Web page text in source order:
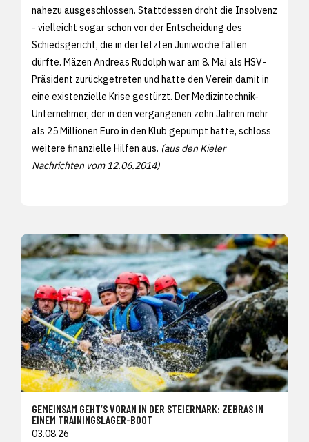
nahezu ausgeschlossen. Stattdessen droht die Insolvenz
- vielleicht sogar schon vor der Entscheidung des
Schiedsgericht, die in der letzten Juniwoche fallen
dürfte. Mäzen Andreas Rudolph war am 8. Mai als HSV-
Präsident zurückgetreten und hatte den Verein damit in
eine existenzielle Krise gestürzt. Der Medizintechnik-
Unternehmer, der in den vergangenen zehn Jahren mehr
als 25 Millionen Euro in den Klub gepumpt hatte, schloss
weitere finanzielle Hilfen aus. (aus den Kieler
Nachrichten vom 12.06.2014)
GEMEINSAM GEHT’S VORAN IN DER STEIERMARK: ZEBRAS IN
EINEM TRAININGSLAGER-BOOT
03.08.26